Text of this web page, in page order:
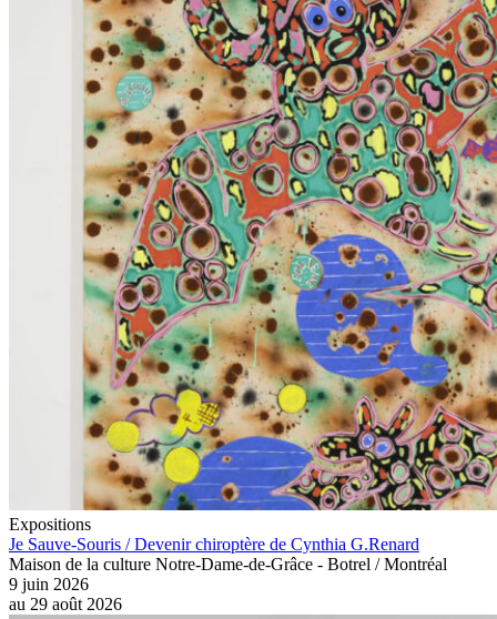
Expositions
Je Sauve-Souris / Devenir chiroptère de Cynthia G.Renard
Maison de la culture Notre-Dame-de-Grâce - Botrel / Montréal
9 juin 2026
au 29 août 2026